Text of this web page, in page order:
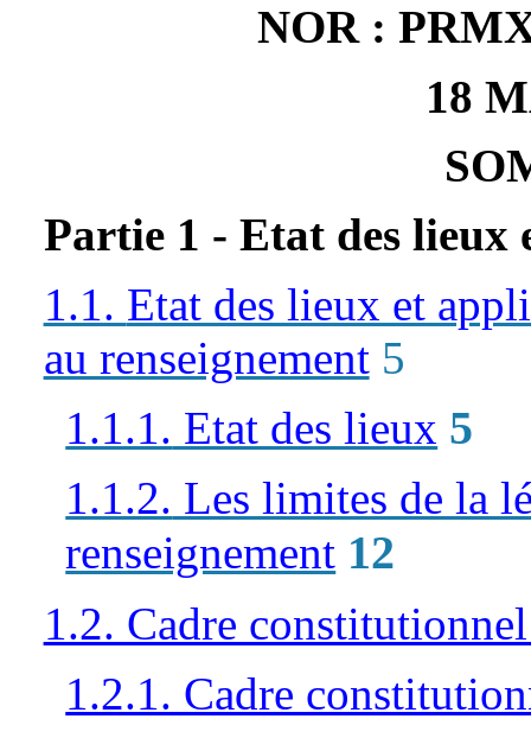
NOR :
18
Partie 1 - Etat des lieux
1.1. Etat des lieux et
au renseignement5
1.1.1. Etat des lieux 5
1.1.2. Les limites de la
renseignement 12
1.2. Cadre
1.2.1. Cadre